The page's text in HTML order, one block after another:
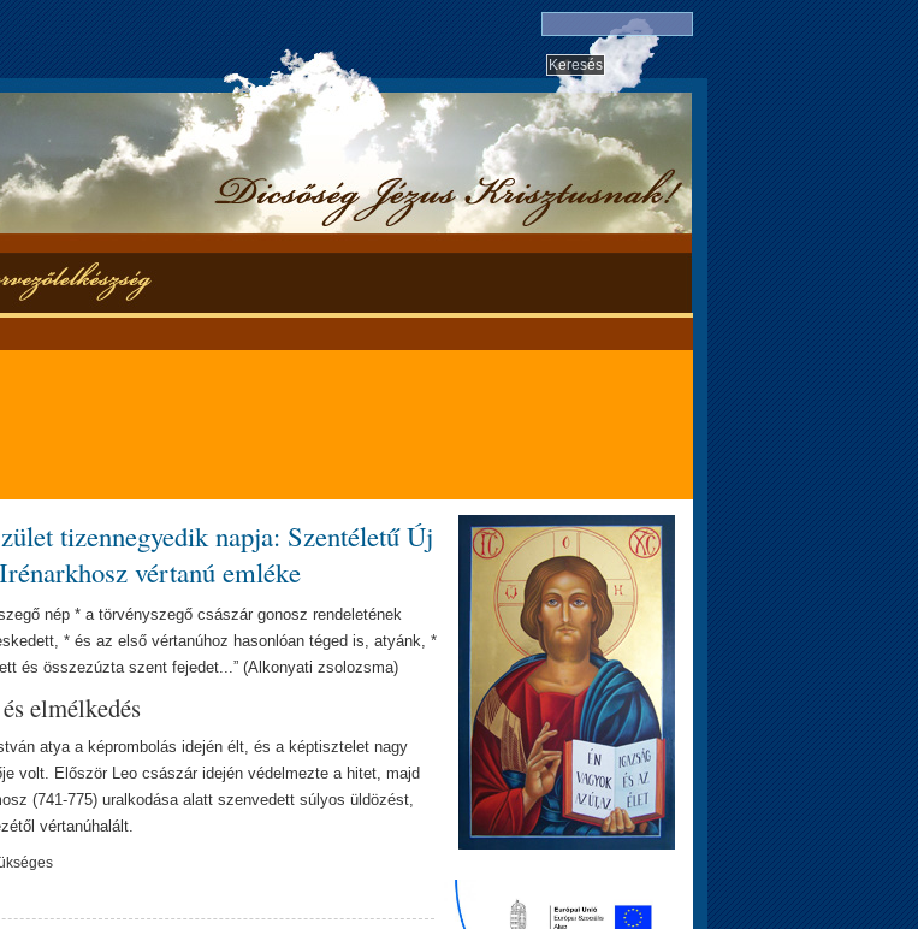
tizennegyedik napja: Szentéletű Új
vértanú emléke
nép * a törvényszegő császár gonosz rendeletének
* és az első vértanúhoz hasonlóan téged is, atyánk, *
és összezúzta szent fejedet...” (Alkonyati zsolozsma)
elmélkedés
atya a képrombolás idején élt, és a képtisztelet nagy
volt. Először Leo császár idején védelmezte a hitet, majd
(741-775) uralkodása alatt szenvedett súlyos üldözést,
vértanúhalált.